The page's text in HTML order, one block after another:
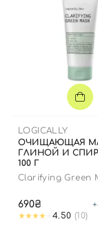
LOGICALLY
ОЧИЩАЮЩАЯ
ГЛИНОЙ И
100 Г
Clarifying Green
690₴ +
4.50 (10)